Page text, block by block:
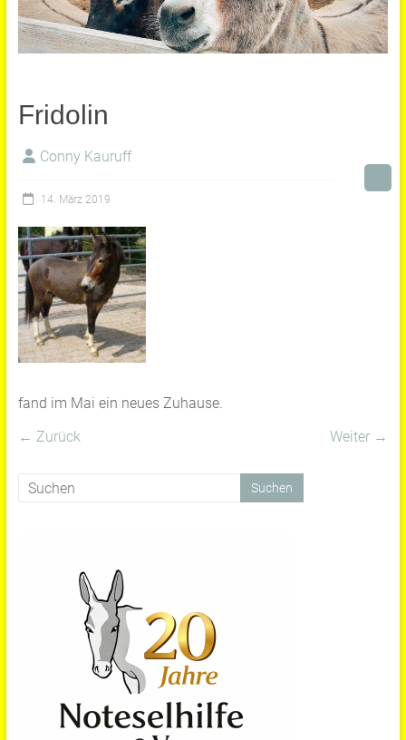
Fridolin
Conny Kauruff
14. März 2019
fand im Mai ein neues Zuhause.
← Zurück
Weiter →